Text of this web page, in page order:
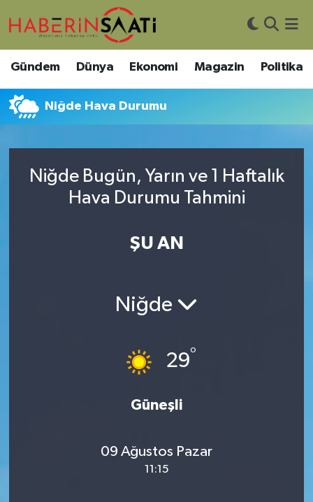
Gündem Dünya Ekonomi Magazin Politika
Niğde Hava Durumu
Niğde Bugün, Yarın ve 1 Haftalık
Hava Durumu Tahmini
ŞU AN
Niğde
29°
Güneşli
09 Ağustos Pazar
11:15
Asayiş
Bilim ve Teknoloji
Çevre
Dünya
Nöbetçi Eczaneler
Hava Durumu
Trafik Durumu
Tüm Manşetler